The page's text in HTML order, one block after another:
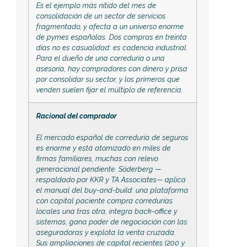
Es el ejemplo más nítido del mes de
consolidación de un sector de servicios
fragmentado, y afecta a un universo enorme
de pymes españolas. Dos compras en treinta
días no es casualidad: es cadencia industrial.
Para el dueño de una correduría o una
asesoría, hay compradores con dinero y prisa
por consolidar su sector, y los primeros que
venden suelen fijar el múltiplo de referencia.
Racional del comprador
El mercado español de correduría de seguros
es enorme y está atomizado en miles de
firmas familiares, muchas con relevo
generacional pendiente. Söderberg —
respaldado por KKR y TA Associates— aplica
el manual del buy-and-build: una plataforma
con capital paciente compra corredurías
locales una tras otra, integra back-office y
sistemas, gana poder de negociación con las
aseguradoras y explota la venta cruzada.
Sus ampliaciones de capital recientes (200 y